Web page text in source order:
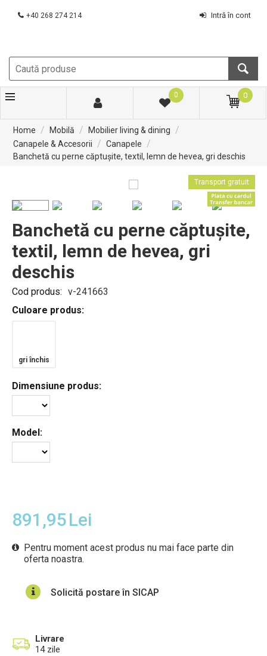
+40 268 274 214 Intră în cont
0 0
Home / Mobilă / Mobilier living & dining /
Canapele & Accesorii / Canapele /
Banchetă cu perne căptușite, textil, lemn de hevea, gri deschis
Transport gratuit
Banchetă cu perne căptușite,
textil, lemn de hevea, gri
deschis
Cod produs: v-241663
Culoare produs:
gri închis
Dimensiune produs:
Model:
891,95Lei
Pentru moment acest produs nu mai face parte din
oferta noastra.
Solicită postare în SICAP
Livrare
14 zile